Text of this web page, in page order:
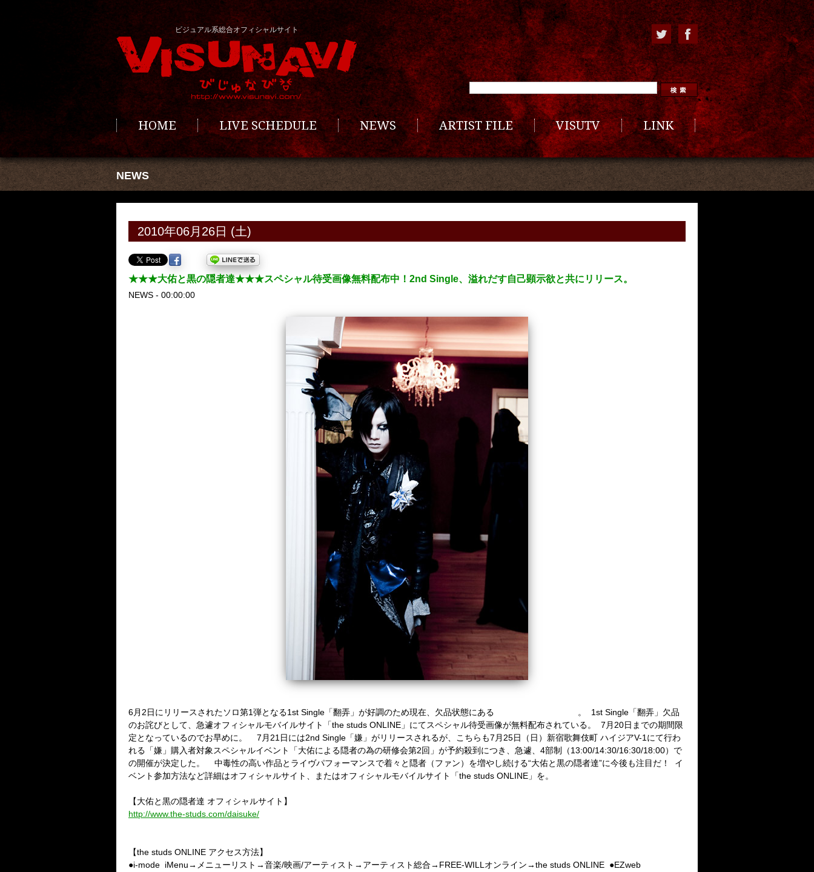
ビジュアル系総合オフィシャルサイト
HOME LIVE SCHEDULE NEWS ARTIST FILE VISUTV LINK
NEWS
2010年06月26日 (土)
★★★大佑と黒の隠者達★★★スペシャル待受画像無料配布中！2nd Single、溢れだす自己顕示欲と共にリリース。
NEWS - 00:00:00
6月2日にリリースされたソロ第1弾となる1st Single「翻弄」が好調のため現在、欠品状態にある
。 1st Single「翻弄」欠品
のお詫びとして、急遽オフィシャルモバイルサイト「the studs ONLINE」にてスペシャル待受画像が無料配布されている。 7月20日までの期間限
定となっているのでお早めに。 7月21日には2nd Single「嫌」がリリースされるが、こちらも7月25日（日）新宿歌舞伎町 ハイジアV-1にて行わ
れる「嫌」購入者対象スペシャルイベント「大佑による隠者の為の研修会第2回」が予約殺到につき、急遽、4部制（13:00/14:30/16:30/18:00）で
の開催が決定した。 中毒性の高い作品とライヴパフォーマンスで着々と隠者（ファン）を増やし続ける“大佑と黒の隠者達”に今後も注目だ！ イ
ベント参加方法など詳細はオフィシャルサイト、またはオフィシャルモバイルサイト「the studs ONLINE」を。
【大佑と黒の隠者達 オフィシャルサイト】
http://www.the-studs.com/daisuke/
【the studs ONLINE アクセス方法】
●i-mode iMenu→メニューリスト→音楽/映画/アーティスト→アーティスト総合→FREE-WILLオンライン→the studs ONLINE ●EZweb